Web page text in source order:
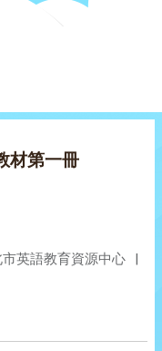
材第一冊
市英語教育資源中心 |